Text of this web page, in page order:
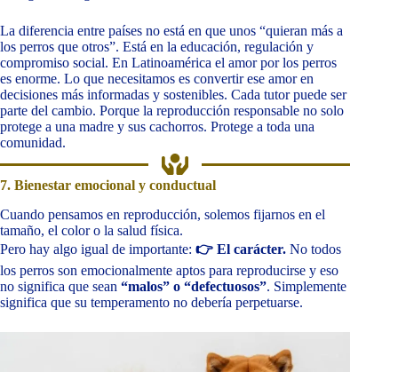
La diferencia entre países no está en que unos “quieran más a
los perros que otros”. Está en la educación, regulación y
compromiso social. En Latinoamérica el amor por los perros
es enorme. Lo que necesitamos es convertir ese amor en
decisiones más informadas y sostenibles. Cada tutor puede ser
parte del cambio. Porque la reproducción responsable no solo
protege a una madre y sus cachorros. Protege a toda una
comunidad.
7. Bienestar emocional y conductual
Cuando pensamos en reproducción, solemos fijarnos en el
tamaño, el color o la salud física.
Pero hay algo igual de importante: 👉 El carácter. No todos
los perros son emocionalmente aptos para reproducirse y eso
no significa que sean “malos” o “defectuosos”. Simplemente
significa que su temperamento no debería perpetuarse.